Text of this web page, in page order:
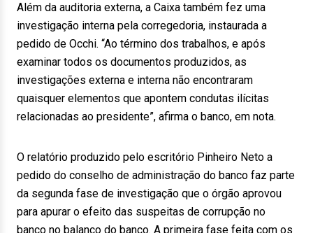
Além da auditoria externa, a Caixa também fez uma
investigação interna pela corregedoria, instaurada a
pedido de Occhi. “Ao término dos trabalhos, e após
examinar todos os documentos produzidos, as
investigações externa e interna não encontraram
quaisquer elementos que apontem condutas ilícitas
relacionadas ao presidente”, afirma o banco, em nota.
O relatório produzido pelo escritório Pinheiro Neto a
pedido do conselho de administração do banco faz parte
da segunda fase de investigação que o órgão aprovou
para apurar o efeito das suspeitas de corrupção no
banco no balanço do banco. A primeira fase feita com os